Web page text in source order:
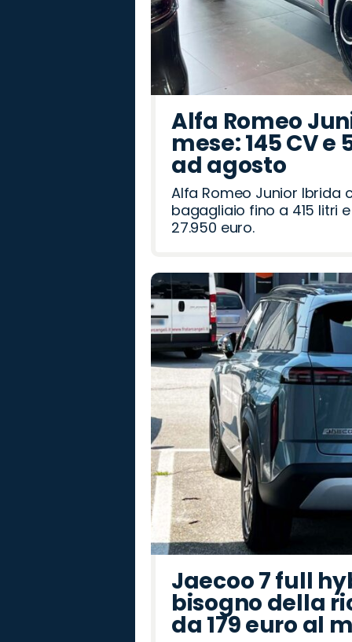
Alfa Romeo
mese: 145 CV
ad agosto
Alfa Romeo Junior Ibrida
bagagliaio fino a 415 litri
27.950 euro.
Jaecoo 7 full
bisogno della
da 179 euro al